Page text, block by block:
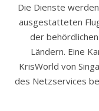
Die Dienste
ausgestatteten
der
Ländern. Eine
KrisWorld von
des Netzservices